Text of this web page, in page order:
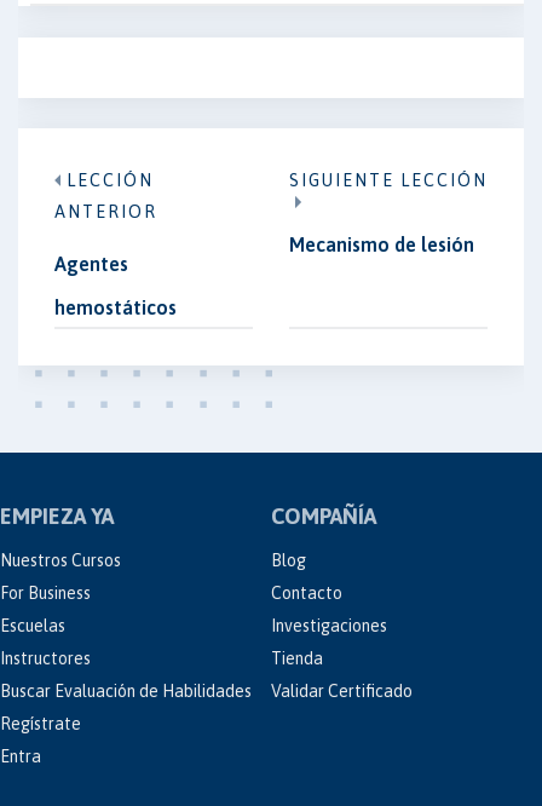
LECCIÓN
ANTERIOR
Agentes
hemostáticos
SIGUIENTE LECCIÓN
Mecanismo de lesión
EMPIEZA YA
Nuestros Cursos
For Business
Escuelas
Instructores
Buscar Evaluación de Habilidades
Regístrate
Entra
COMPAÑÍA
Blog
Contacto
Investigaciones
Tienda
Validar Certificado